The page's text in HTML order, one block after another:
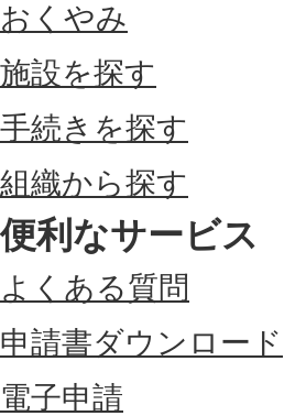
おくやみ
施設を探す
手続きを探す
組織から探す
便利なサービス
よくある質問
申請書ダウンロード
電子申請